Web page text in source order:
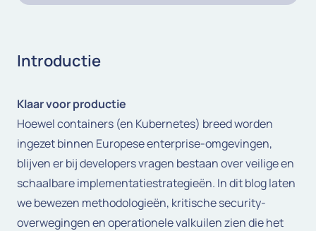
Introductie
Klaar voor productie
Hoewel containers (en Kubernetes) breed worden
ingezet binnen Europese enterprise-omgevingen,
blijven er bij developers vragen bestaan over veilige en
schaalbare implementatiestrategieën. In dit blog laten
we bewezen methodologieën, kritische security-
overwegingen en operationele valkuilen zien die het